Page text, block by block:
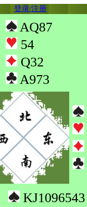
登录/注册
AQ87
54
Q32
A973
KJ1096543